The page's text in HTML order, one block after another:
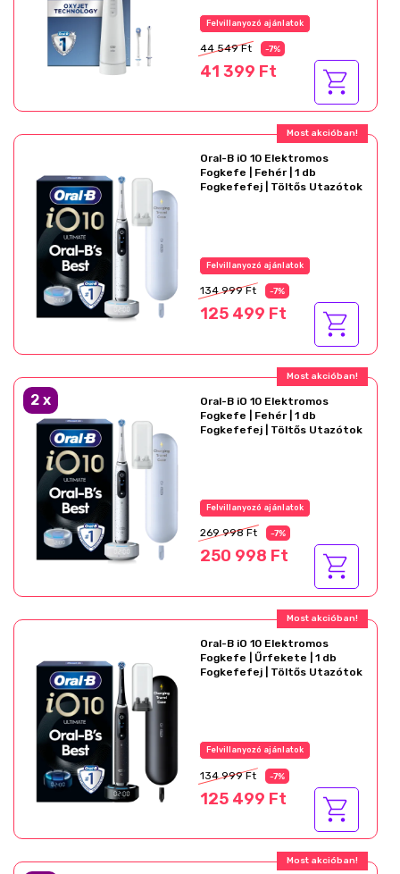
Felvillanyozó ajánlatok
44 549 Ft -7%
41 399 Ft
Most akcióban!
Oral-B iO 10 Elektromos
Fogkefe | Fehér | 1 db
Fogkefefej | Töltős Utazótok
Felvillanyozó ajánlatok
134 999 Ft -7%
125 499 Ft
Most akcióban!
2 x
Oral-B iO 10 Elektromos
Fogkefe | Fehér | 1 db
Fogkefefej | Töltős Utazótok
Felvillanyozó ajánlatok
269 998 Ft -7%
250 998 Ft
Most akcióban!
Oral-B iO 10 Elektromos
Fogkefe | Űrfekete | 1 db
Fogkefefej | Töltős Utazótok
Felvillanyozó ajánlatok
134 999 Ft -7%
125 499 Ft
Most akcióban!